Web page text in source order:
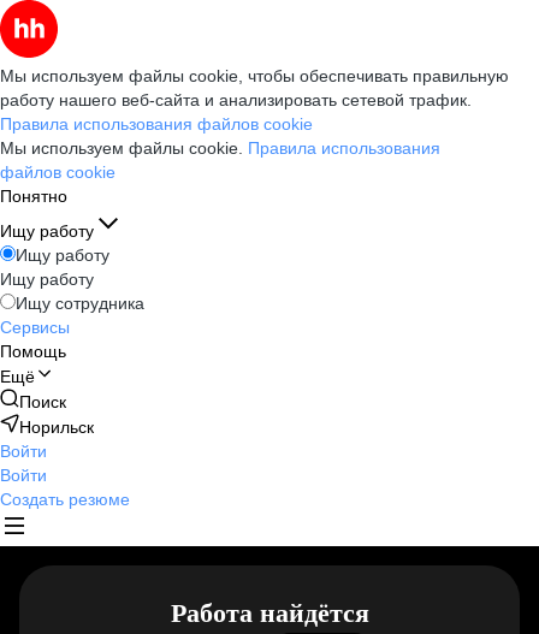
Мы используем файлы cookie, чтобы обеспечивать правильную
работу нашего веб-сайта и анализировать сетевой трафик.
Правила использования файлов cookie
Мы используем файлы cookie. Правила использования
файлов cookie
Понятно
Ищу работу
Ищу работу
Ищу работу
Ищу сотрудника
Сервисы
Помощь
Ещё
Поиск
Норильск
Войти
Войти
Создать резюме
Работа найдётся